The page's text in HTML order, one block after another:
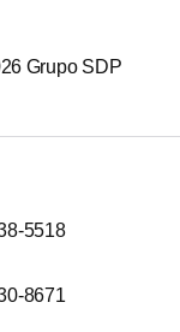
Grupo SDP
5518
8671